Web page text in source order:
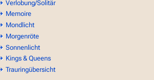
Verlobung/Solitär
Memoire
Mondlicht
Morgenröte
Sonnenlicht
Kings & Queens
Trauringübersicht